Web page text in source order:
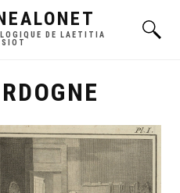
DE LAETITIA